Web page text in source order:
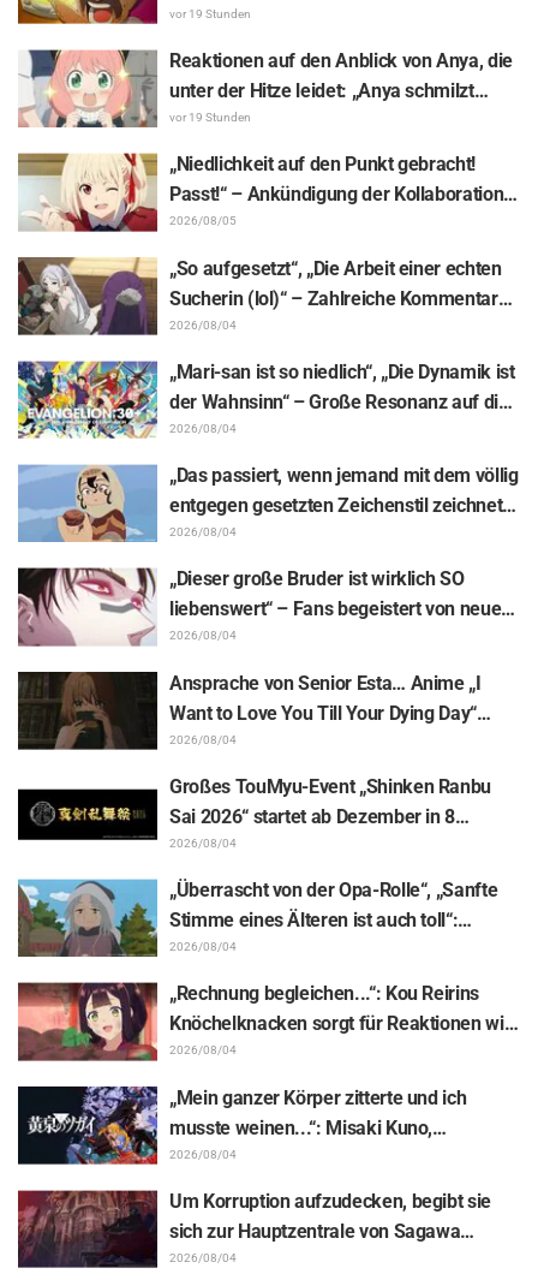
Animes „The Ghost in the Shell“! Cast-
Kommentar & Endcard enthüllt
vor 19 Stunden
Reaktionen auf den Anblick von Anya, die
unter der Hitze leidet: „Anya schmilzt
dahin“ – „SPY x FAMILY“-
Ankündigungsillustration sorgt für
Aufsehen
vor 19 Stunden
„Niedlichkeit auf den Punkt gebracht!
Passt!“ – Ankündigung der Kollaboration
zwischen „Lycoris Recoil“ und Kumamine
von „Shigoto Neko“ sorgt für zahlreiche
„Passt!“-Reaktionen
2026/08/05
„So aufgesetzt“, „Die Arbeit einer echten
Sucherin (lol)“ – Zahlreiche Kommentare
zu einer Frieren-Plüschfigur, die in einer
Ausstellungs-Mimik steckt: „Frieren –
Nach dem Ende der Reise“
2026/08/04
„Mari-san ist so niedlich“, „Die Dynamik ist
der Wahnsinn“ – Große Resonanz auf die
Enthüllung von Hidenori Matsubaras
wunderschöner Zeichnung der drei
Figuren aus „Neon Genesis Evangelion“ im
Plugsuit
2026/08/04
„Das passiert, wenn jemand mit dem völlig
entgegen gesetzten Zeichenstil zeichnet“
– Fans begeistert von der Unterstützungs-
Illustration des „Yowamushi Pedal“-
Schöpfers für „Jaadugar: A Witch in
Mongolia“
2026/08/04
„Dieser große Bruder ist wirklich SO
liebenswert“ – Fans begeistert von neuen
Illustrationen zur „JUJUTSU KAISEN“-
Ausstellung, auf denen Choso Yūji Itadori
auf die Pelle rückt
2026/08/04
Ansprache von Senior Esta… Anime „I
Want to Love You Till Your Dying Day“
Enthüllung von Synopsis für Episode 5,
Szenenausschnitten, WEB-Trailer und
Episodenposter
2026/08/04
Großes TouMyu-Event „Shinken Ranbu
Sai 2026“ startet ab Dezember in 8
Städten Japans! Alle 44 Touken Danshi
vereint
2026/08/04
„Überrascht von der Opa-Rolle“, „Sanfte
Stimme eines Älteren ist auch toll“:
Reaktionen auf Akira Ishidas Stimme als
Stammesfürst in Episode 6 von
„Jaadugar: A Witch in Mongolia“
2026/08/04
„Rechnung begleichen...“: Kou Reirins
Knöchelknacken sorgt für Reaktionen wie
„Total Muskelhirn (lol)“ und „Schaut euch
diesen Blick an!“ / Episode 4 von „Though I
Am an Inept Villainess“
2026/08/04
„Mein ganzer Körper zitterte und ich
musste weinen...“: Misaki Kuno,
Sprecherin von Gabu-chan in „Daemons
of the Shadow Realm“, enthüllt die
Hintergründe ihrer „seelenbereichernden
Glanzleistung“ in Episode 17
2026/08/04
Um Korruption aufzudecken, begibt sie
sich zur Hauptzentrale von Sagawa
Electronics… Episode 5 von „The Ghost in
2026/08/04